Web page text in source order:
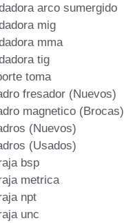
arco sumergido
mig
mma
tig
toma
fresador (Nuevos)
magnetico (Brocas)
(Nuevos)
(Usados)
bsp
metrica
npt
unc